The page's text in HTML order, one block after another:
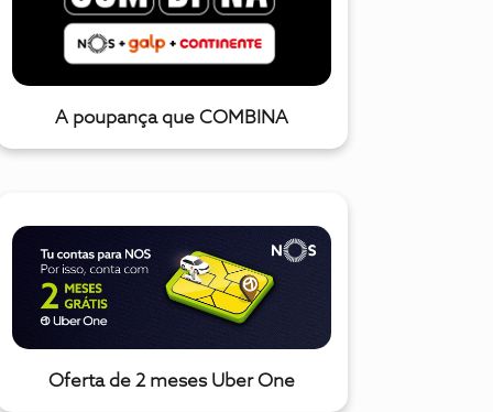
A poupança que COMBINA
Oferta de 2 meses Uber One